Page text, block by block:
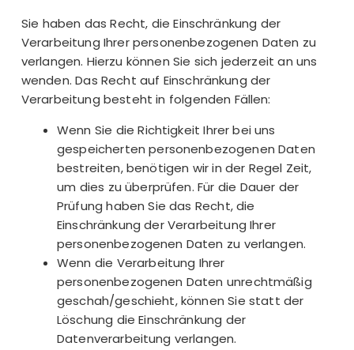
Sie haben das Recht, die Einschränkung der
Verarbeitung Ihrer personenbezogenen Daten zu
verlangen. Hierzu können Sie sich jederzeit an uns
wenden. Das Recht auf Einschränkung der
Verarbeitung besteht in folgenden Fällen:
Wenn Sie die Richtigkeit Ihrer bei uns
gespeicherten personenbezogenen Daten
bestreiten, benötigen wir in der Regel Zeit,
um dies zu überprüfen. Für die Dauer der
Prüfung haben Sie das Recht, die
Einschränkung der Verarbeitung Ihrer
personenbezogenen Daten zu verlangen.
Wenn die Verarbeitung Ihrer
personenbezogenen Daten unrechtmäßig
geschah/geschieht, können Sie statt der
Löschung die Einschränkung der
Datenverarbeitung verlangen.